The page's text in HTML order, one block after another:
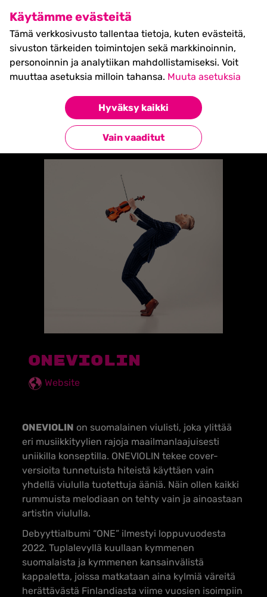
Käytämme evästeitä
Tämä verkkosivusto tallentaa tietoja, kuten evästeitä,
sivuston tärkeiden toimintojen sekä markkinoinnin,
personoinnin ja analytiikan mahdollistamiseksi. Voit
muuttaa asetuksia milloin tahansa. Muuta asetuksia
Hyväksy kaikki
Vain vaaditut
SHIFT Business Festival
27.5.2027, Turku - liput
myynnissä nyt! >>
ONEVIOLIN
Takaisin esiintyjiin
ONEVIOLIN
Website
ONEVIOLIN on suomalainen viulisti, joka ylittää
eri musiikkityylien rajoja maailmanlaajuisesti
uniikilla konseptilla. ONEVIOLIN tekee cover-
versioita tunnetuista hiteistä käyttäen vain
yhdellä viululla tuotettuja ääniä. Näin ollen kaikki
rummuista melodiaan on tehty vain ja ainoastaan
artistin viululla.
Debyyttialbumi “ONE” ilmestyi loppuvuodesta
2022. Tuplalevyllä kuullaan kymmenen
suomalaista ja kymmenen kansainvälistä
kappaletta, joissa matkataan aina kylmiä väreitä
herättävästä Finlandiasta viime vuosien isoimpiin